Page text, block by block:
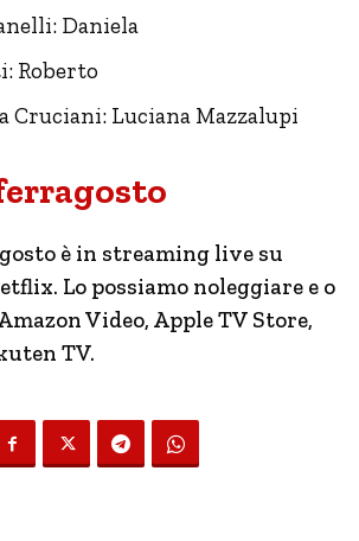
Daniela
Roberto
Cruciani: Luciana Mazzalupi
è in streaming live su
Lo possiamo noleggiare e o
Video, Apple TV Store,
TV.